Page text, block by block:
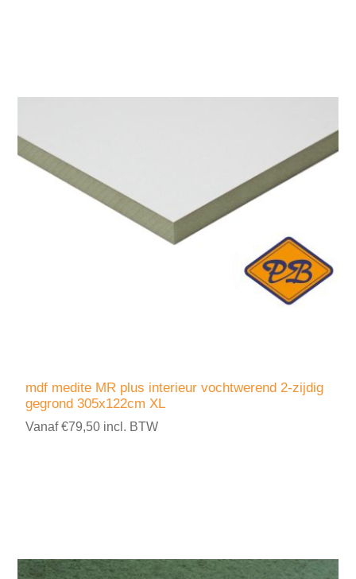
mdf medite MR plus interieur vochtwerend 2-zijdig
gegrond 305x122cm XL
Vanaf €79,50 incl. BTW